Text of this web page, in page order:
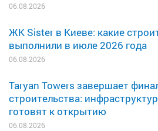
06.08.2026
ЖК Sister в Киеве: какие
выполнили в июле 2026 года
06.08.2026
Taryan Towers завершает
строительства:
готовят к открытию
06.08.2026